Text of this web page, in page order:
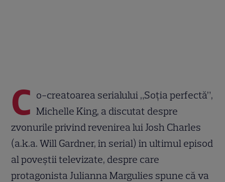
C o-creatoarea serialului „Soţia perfectă”,
Michelle King, a discutat despre
zvonurile privind revenirea lui Josh Charles
(a.k.a. Will Gardner, în serial) în ultimul episod
al poveştii televizate, despre care
protagonista Julianna Margulies spune că va